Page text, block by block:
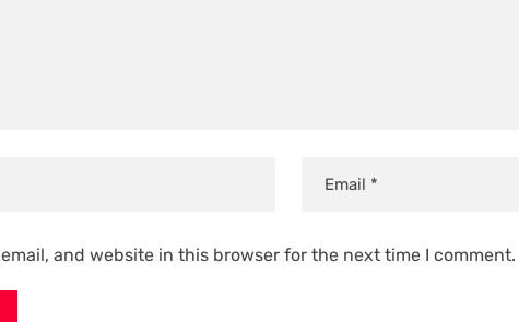
and website in this browser for the next time I comment.